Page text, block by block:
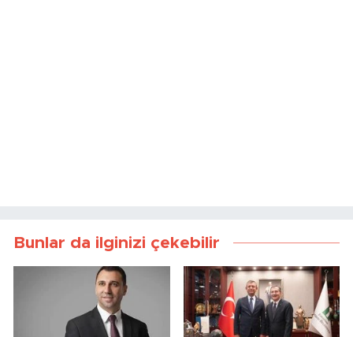
Bunlar da ilginizi çekebilir